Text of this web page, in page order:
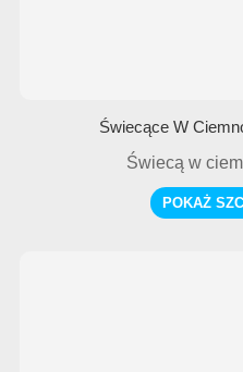
Świecące W
Świecą w
POKAŻ